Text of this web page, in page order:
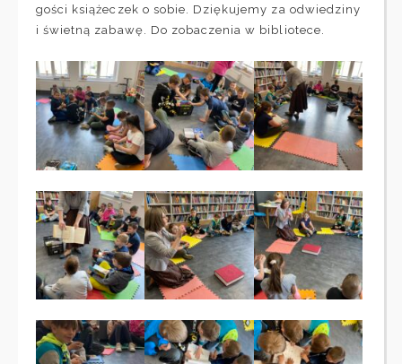
gości książeczek o sobie. Dziękujemy za odwiedziny
i świetną zabawę. Do zobaczenia w bibliotece.